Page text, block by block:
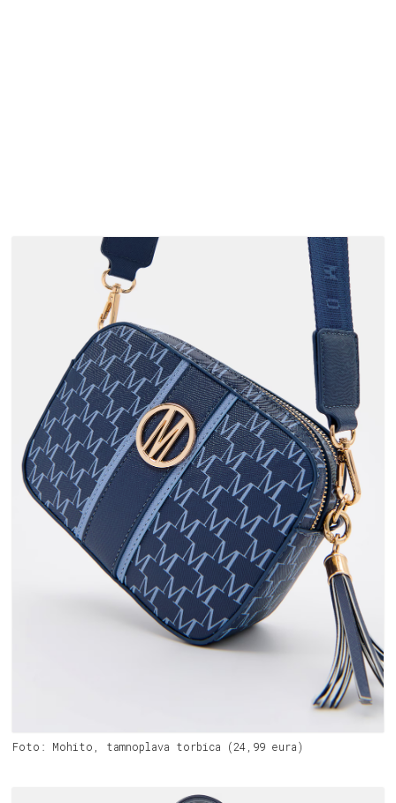
Foto: Mohito, tamnoplava torbica (24,99 eura)